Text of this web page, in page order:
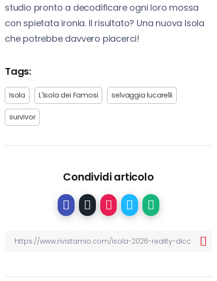
studio pronto a decodificare ogni loro mossa
con spietata ironia. Il risultato? Una nuova Isola
che potrebbe davvero piacerci!
Tags:
Isola L'Isola dei Famosi selvaggia lucarelli
survivor
Condividi articolo